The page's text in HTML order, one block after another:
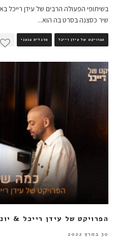
בשיתופי הפעולה הרבים של עידן רייכל
שיר כסצנה בסרט בה הוא...
הפרויקט של עידן רייכל מרגלית צנעני
הפרויקט של עידן רייכל &
30 במרץ 2022